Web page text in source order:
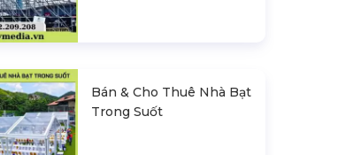
Bán & Cho Thuê Nhà Bạt
Trong Suốt